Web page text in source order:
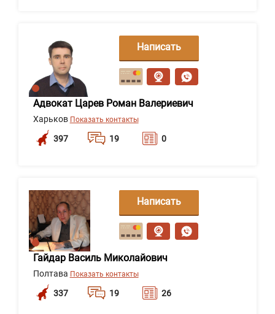
Адвокат Царев Роман Валериевич
Харьков Показать контакты
397 19 0
Написать
сообщение
Гайдар Василь Миколайович
Полтава Показать контакты
337 19 26
Написать
сообщение